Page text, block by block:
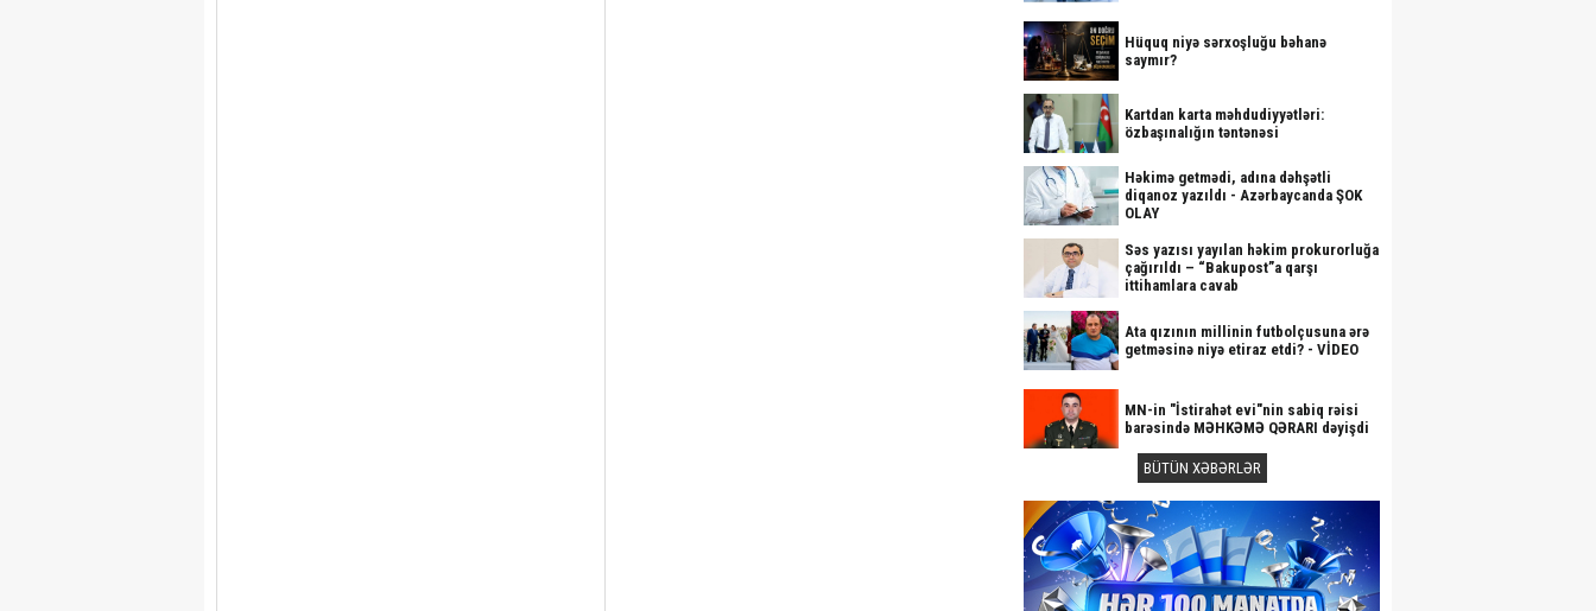
Hüquq niyə sərxoşluğu bəhanə
saymır?
Kartdan karta məhdudiyyətləri:
özbaşınalığın təntənəsi
Həkimə getmədi, adına dəhşətli
diqanoz yazıldı - Azərbaycanda ŞOK
OLAY
Səs yazısı yayılan həkim prokurorluğa
çağırıldı – “Bakupost”a qarşı
ittihamlara cavab
Ata qızının millinin futbolçusuna ərə
getməsinə niyə etiraz etdi? - VİDEO
MN-in "İstirahət evi"nin sabiq rəisi
barəsində MƏHKƏMƏ QƏRARI dəyişdi
BÜTÜN XƏBƏRLƏR